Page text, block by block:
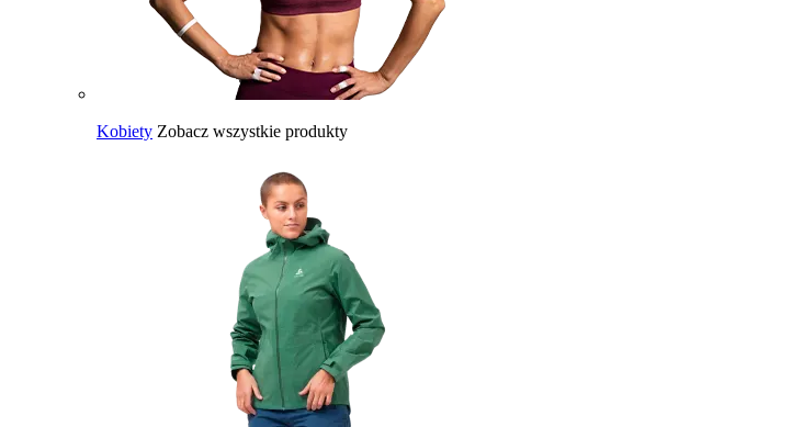
Kobiety Zobacz wszystkie produkty